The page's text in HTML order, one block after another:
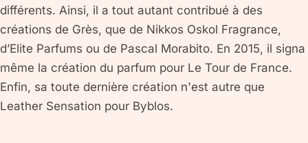
différents. Ainsi, il a tout autant contribué à des
créations de Grès, que de Nikkos Oskol Fragrance,
d’Elite Parfums ou de Pascal Morabito. En 2015, il signa
même la création du parfum pour Le Tour de France.
Enfin, sa toute dernière création n'est autre que
Leather Sensation pour Byblos.